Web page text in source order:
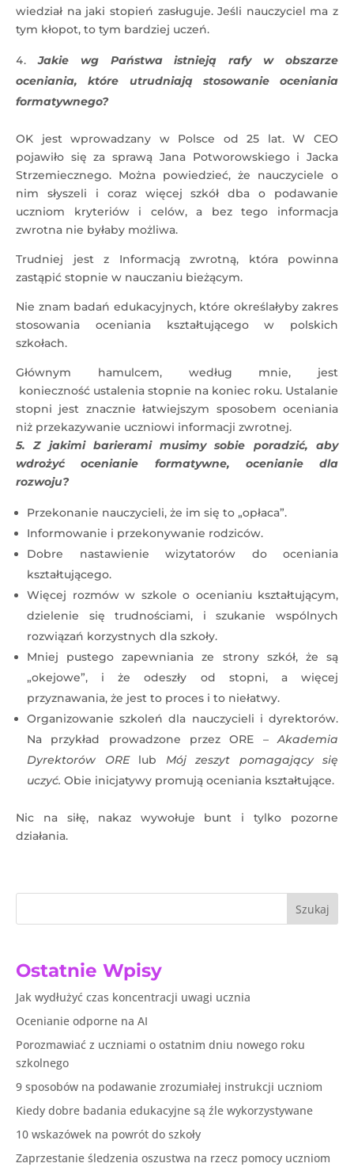
wiedział na jaki stopień zasługuje. Jeśli nauczyciel ma z
tym kłopot, to tym bardziej uczeń.
Jakie wg Państwa istnieją rafy w obszarze
oceniania, które utrudniają stosowanie oceniania
formatywnego?
OK jest wprowadzany w Polsce od 25 lat. W CEO
pojawiło się za sprawą Jana Potworowskiego i Jacka
Strzemiecznego. Można powiedzieć, że nauczyciele o
nim słyszeli i coraz więcej szkół dba o podawanie
uczniom kryteriów i celów, a bez tego informacja
zwrotna nie byłaby możliwa.
Trudniej jest z Informacją zwrotną, która powinna
zastąpić stopnie w nauczaniu bieżącym.
Nie znam badań edukacyjnych, które określałyby zakres
stosowania oceniania kształtującego w polskich
szkołach.
Głównym hamulcem, według mnie, jest
konieczność ustalenia stopnie na koniec roku. Ustalanie
stopni jest znacznie łatwiejszym sposobem oceniania
niż przekazywanie uczniowi informacji zwrotnej.
5. Z jakimi barierami musimy sobie poradzić, aby
wdrożyć ocenianie formatywne, ocenianie dla
rozwoju?
Przekonanie nauczycieli, że im się to „opłaca”.
Informowanie i przekonywanie rodziców.
Dobre nastawienie wizytatorów do oceniania
kształtującego.
Więcej rozmów w szkole o ocenianiu kształtującym,
dzielenie się trudnościami, i szukanie wspólnych
rozwiązań korzystnych dla szkoły.
Mniej pustego zapewniania ze strony szkół, że są
„okejowe”, i że odeszły od stopni, a więcej
przyznawania, że jest to proces i to niełatwy.
Organizowanie szkoleń dla nauczycieli i dyrektorów.
Na przykład prowadzone przez ORE –Akademia
Dyrektorów ORElub Mój zeszyt pomagający się
uczyć. Obie inicjatywy promują oceniania kształtujące.
Nic na siłę, nakaz wywołuje bunt i tylko pozorne
działania.
Szukaj
Ostatnie Wpisy
Jak wydłużyć czas koncentracji uwagi ucznia
Ocenianie odporne na AI
Porozmawiać z uczniami o ostatnim dniu nowego roku
szkolnego
9 sposobów na podawanie zrozumiałej instrukcji uczniom
Kiedy dobre badania edukacyjne są źle wykorzystywane
10 wskazówek na powrót do szkoły
Zaprzestanie śledzenia oszustwa na rzecz pomocy uczniom